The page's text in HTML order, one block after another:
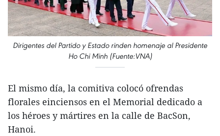
Dirigentes del Partido y Estado rinden homenaje al Presidente
Ho Chi Minh (Fuente:VNA)
El mismo día, la comitiva colocó ofrendas
florales einciensos en el Memorial dedicado a
los héroes y mártires en la calle de BacSon,
Hanoi.